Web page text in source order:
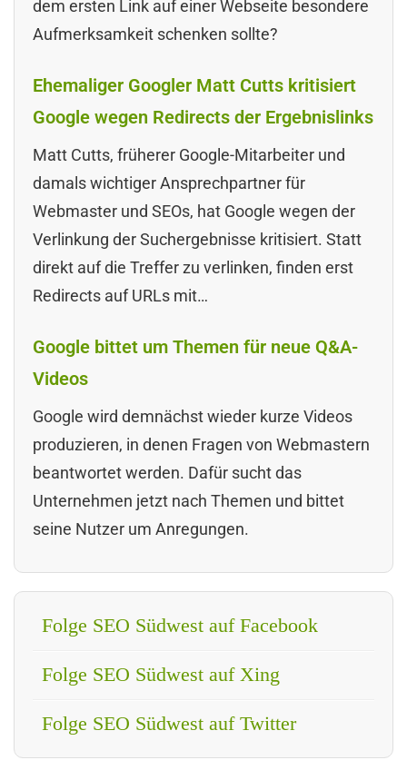
dem ersten Link auf einer Webseite besondere
Aufmerksamkeit schenken sollte?
Ehemaliger Googler Matt Cutts kritisiert
Google wegen Redirects der Ergebnislinks
Matt Cutts, früherer Google-Mitarbeiter und
damals wichtiger Ansprechpartner für
Webmaster und SEOs, hat Google wegen der
Verlinkung der Suchergebnisse kritisiert. Statt
direkt auf die Treffer zu verlinken, finden erst
Redirects auf URLs mit…
Google bittet um Themen für neue Q&A-
Videos
Google wird demnächst wieder kurze Videos
produzieren, in denen Fragen von Webmastern
beantwortet werden. Dafür sucht das
Unternehmen jetzt nach Themen und bittet
seine Nutzer um Anregungen.
Folge SEO Südwest auf Facebook
Folge SEO Südwest auf Xing
Folge SEO Südwest auf Twitter